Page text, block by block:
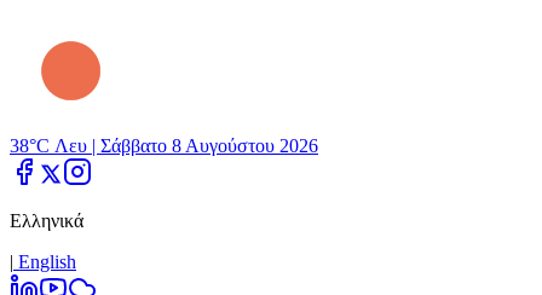
38°C Λευ | Σάββατο 8 Αυγούστου 2026
Ελληνικά
| Εnglish